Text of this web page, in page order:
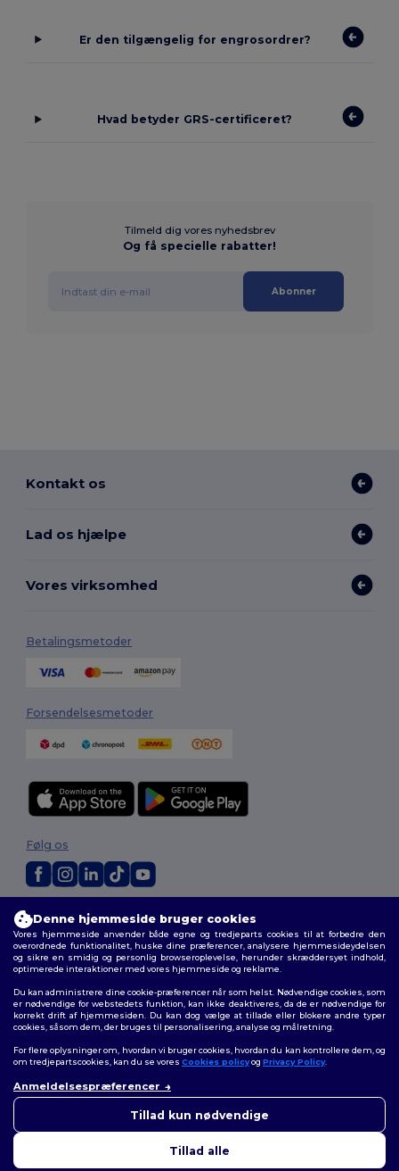
Er den tilgængelig for engrosordrer?
Hvad betyder GRS-certificeret?
Tilmeld dig vores nyhedsbrev
Og få specielle rabatter!
Abonner
Kontakt os
Lad os hjælpe
Vores virksomhed
Betalingsmetoder
Forsendelsesmetoder
2026. Alle rettigheder forbeholdes
Vilkår og Betingelser|Tilpasset politik|Fortrolighedspolitik|Politik for
cookies|Sitemap
Følg os
Denne hjemmeside bruger cookies
Vores hjemmeside anvender både egne og tredjeparts cookies til at forbedre den
overordnede funktionalitet, huske dine præferencer, analysere hjemmesideydelsen
og sikre en smidig og personlig browseroplevelse, herunder skræddersyet indhold,
optimerede interaktioner med vores hjemmeside og reklame.
Du kan administrere dine cookie-præferencer når som helst. Nødvendige cookies, som
er nødvendige for webstedets funktion, kan ikke deaktiveres, da de er nødvendige for
korrekt drift af hjemmesiden. Du kan dog vælge at tillade eller blokere andre typer
cookies, såsom dem, der bruges til personalisering, analyse og målretning.
For flere oplysninger om, hvordan vi bruger cookies, hvordan du kan kontrollere dem, og
om tredjepartscookies, kan du se vores Cookies policyog Privacy Policy.
Anmeldelsespræferencer
Tillad kun nødvendige
Tillad alle